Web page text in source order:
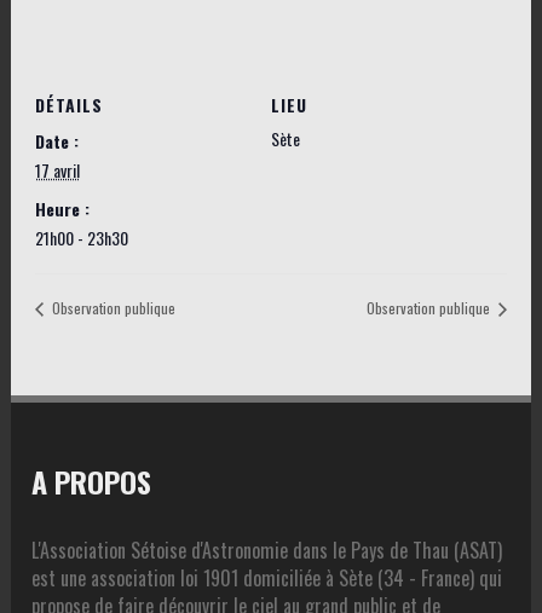
DÉTAILS
Date :
17 avril
Heure :
21h00 - 23h30
LIEU
Sète
Observation publique Observation publique
A PROPOS
L'Association Sétoise d'Astronomie dans le Pays de Thau (ASAT)
est une association loi 1901 domiciliée à Sète (34 - France) qui
propose de faire découvrir le ciel au grand public et de